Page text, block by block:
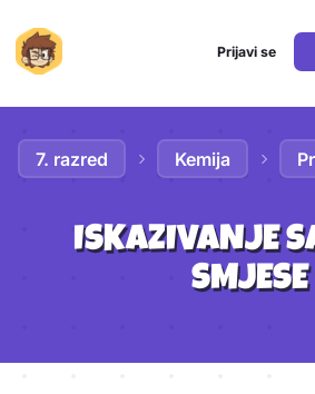
Prijavi se
7. razred Kemija
ISKAZIVANJE
SMJESE